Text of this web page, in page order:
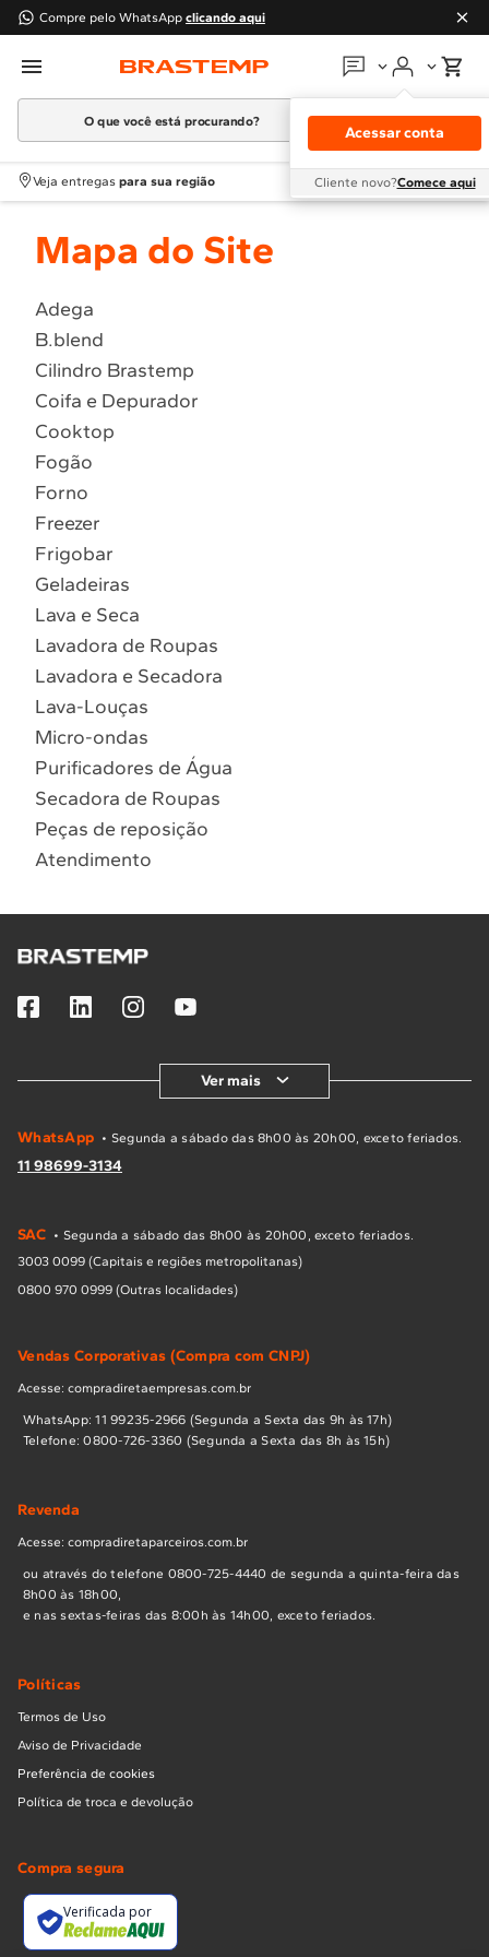
Compre pelo WhatsApp clicando aqui
Em que podemos ajudar?
Atendimento Brastemp
Localizar assistência técnica
Acessar conta
Cliente novo?Comece aqui
O que você está procurando?
Termos mais buscados
1º Geladeira
2
Fogao
4 º Lava Louça
5 º Cooktop
6º Microondas Brastemp
7º Forno
8º Embutir
9º Lava Seca
Veja entregas para sua região
Mapa do Site
Adega
B.blend
Cilindro Brastemp
Coifa e Depurador
Cooktop
Fogão
Forno
Freezer
Frigobar
Geladeiras
Lava e Seca
Lavadora de Roupas
Lavadora e Secadora
Lava-Louças
Micro-ondas
Purificadores de Água
Secadora de Roupas
Peças de reposição
Atendimento
Ver mais
WhatsApp • Segunda a sábado das 8h00 às 20h00, exceto feriados.
11 98699-3134
SAC • Segunda a sábado das 8h00 às 20h00, exceto feriados.
3003 0099 (Capitais e regiões metropolitanas)
0800 970 0999 (Outras localidades)
Vendas Corporativas (Compra com CNPJ)
Acesse: compradiretaempresas.com.br
WhatsApp: 11 99235-2966 (Segunda a Sexta das 9h às 17h)
Telefone: 0800-726-3360 (Segunda a Sexta das 8h às 15h)
Revenda
Acesse: compradiretaparceiros.com.br
ou através do telefone 0800-725-4440 de segunda a quinta-feira das
8h00 às 18h00,
e nas sextas-feiras das 8:00h às 14h00, exceto feriados.
Políticas
Termos de Uso
Aviso de Privacidade
Preferência de cookies
Política de troca e devolução
Compra segura
Verificada por